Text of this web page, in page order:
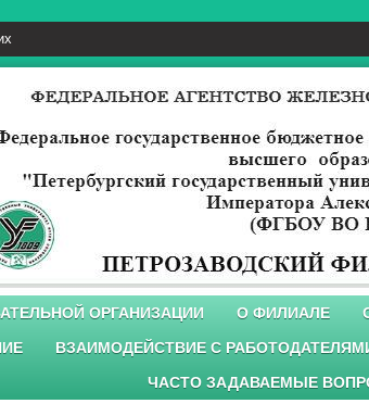
ОРГАНИЗАЦИИ О ФИЛИАЛЕ
ВЗАИМОДЕЙСТВИЕ С
ЧАСТО ЗАДАВАЕМЫЕ